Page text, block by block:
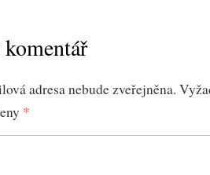
adresa nebude zveřejněna.
*